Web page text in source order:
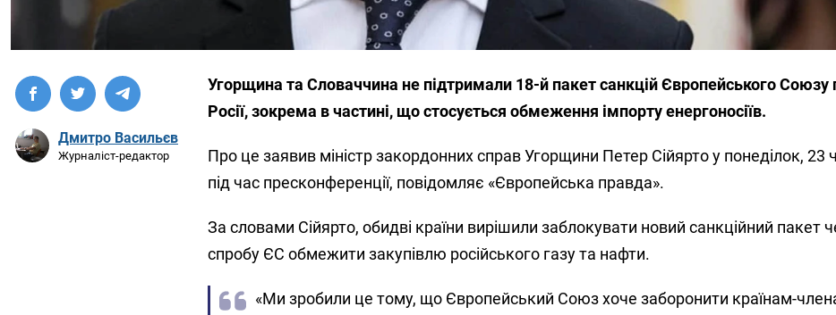
Дмитро Васильєв
Журналіст-редактор
Угорщина та Словаччина не підтримали 18-й пакет санкцій Європейського Союзу
Росії, зокрема в частині, що стосується обмеження імпорту енергоносіїв.
Про це заявив міністр закордонних справ Угорщини Петер Сійярто у понеділок, 23
під час пресконференції, повідомляє «Європейська правда».
За словами Сійярто, обидві країни вирішили заблокувати новий санкційний пакет
спробу ЄС обмежити закупівлю російського газу та нафти.
«Ми зробили це тому, що Європейський Союз хоче заборонити країнам-